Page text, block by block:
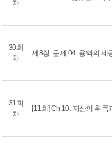
차
30회
차
제8장. 문제 04. 용역의 제
31회
차
[11회] Ch 10. 자산의 취득